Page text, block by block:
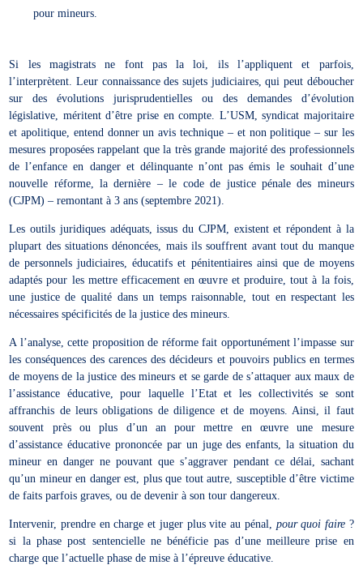
pour mineurs.
Si les magistrats ne font pas la loi, ils l’appliquent et parfois,
l’interprètent. Leur connaissance des sujets judiciaires, qui peut déboucher
sur des évolutions jurisprudentielles ou des demandes d’évolution
législative, méritent d’être prise en compte. L’USM, syndicat majoritaire
et apolitique, entend donner un avis technique – et non politique – sur les
mesures proposées rappelant que la très grande majorité des professionnels
de l’enfance en danger et délinquante n’ont pas émis le souhait d’une
nouvelle réforme, la dernière – le code de justice pénale des mineurs
(CJPM) – remontant à 3 ans (septembre 2021).
Les outils juridiques adéquats, issus du CJPM, existent et répondent à la
plupart des situations dénoncées, mais ils souffrent avant tout du manque
de personnels judiciaires, éducatifs et pénitentiaires ainsi que de moyens
adaptés pour les mettre efficacement en œuvre et produire, tout à la fois,
une justice de qualité dans un temps raisonnable, tout en respectant les
nécessaires spécificités de la justice des mineurs.
A l’analyse, cette proposition de réforme fait opportunément l’impasse sur
les conséquences des carences des décideurs et pouvoirs publics en termes
de moyens de la justice des mineurs et se garde de s’attaquer aux maux de
l’assistance éducative, pour laquelle l’Etat et les collectivités se sont
affranchis de leurs obligations de diligence et de moyens. Ainsi, il faut
souvent près ou plus d’un an pour mettre en œuvre une mesure
d’assistance éducative prononcée par un juge des enfants, la situation du
mineur en danger ne pouvant que s’aggraver pendant ce délai, sachant
qu’un mineur en danger est, plus que tout autre, susceptible d’être victime
de faits parfois graves, ou de devenir à son tour dangereux.
Intervenir, prendre en charge et juger plus vite au pénal, pour quoi faire ?
si la phase post sentencielle ne bénéficie pas d’une meilleure prise en
charge que l’actuelle phase de mise à l’épreuve éducative.